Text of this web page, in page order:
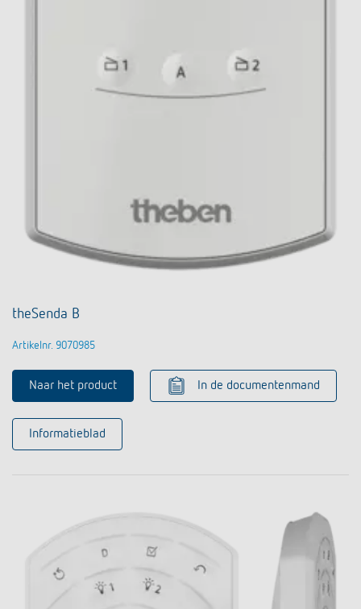
theSenda B
Artikelnr. 9070985
Naar het product In de documentenmand
Informatieblad